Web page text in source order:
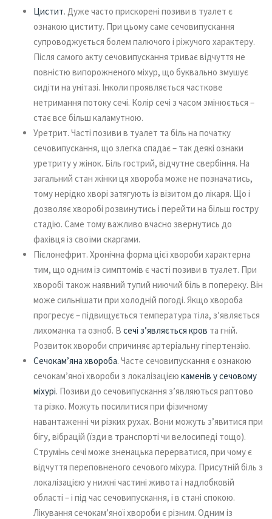
Цистит. Дуже часто прискорені позиви в туалет є
ознакою циститу. При цьому саме сечовипускання
супроводжується болем палючого і ріжучого характеру.
Після самого акту сечовипускання триває відчуття не
повністю випорожненого міхур, що буквально змушує
сидіти на унітазі. Інколи проявляється часткове
нетримання потоку сечі. Колір сечі з часом змінюється –
стає все більш каламутною.
Уретрит. Часті позиви в туалет та біль на початку
сечовипускання, що злегка спадає – так деякі ознаки
уретриту у жінок. Біль гострий, відчутне свербіння. На
загальний стан жінки ця хвороба може не позначатись,
тому нерідко хворі затягують із візитом до лікаря. Що і
дозволяє хворобі розвинутись і перейти на більш гостру
стадію. Саме тому важливо вчасно звернутись до
фахівця із своїми скаргами.
Пієлонефрит. Хронічна форма цієї хвороби характерна
тим, що одним із симптомів є часті позиви в туалет. При
хворобі також наявний тупий ниючий біль в попереку. Він
може сильнішати при холодній погоді. Якщо хвороба
прогресує – підвищується температура тіла, з’являється
лихоманка та озноб. В сечі з’являється кров та гній.
Розвиток хвороби спричиняє артеріальну гіпертензію.
Сечокам’яна хвороба. Часте сечовипускання є ознакою
сечокам’яної хвороби з локалізацією каменів у сечовому
міхурі. Позиви до сечовипускання з’являються раптово
та різко. Можуть посилитися при фізичному
навантаженні чи різких рухах. Вони можуть з’явитися при
бігу, вібрацій (їзди в транспорті чи велосипеді тощо).
Струмінь сечі може зненацька перерватися, при чому є
відчуття переповненого сечового міхура. Присутній біль з
локалізацією у нижні частині живота і надлобковій
області – і під час сечовипускання, і в стані спокою.
Лікування сечокам’яної хвороби є різним. Одним із